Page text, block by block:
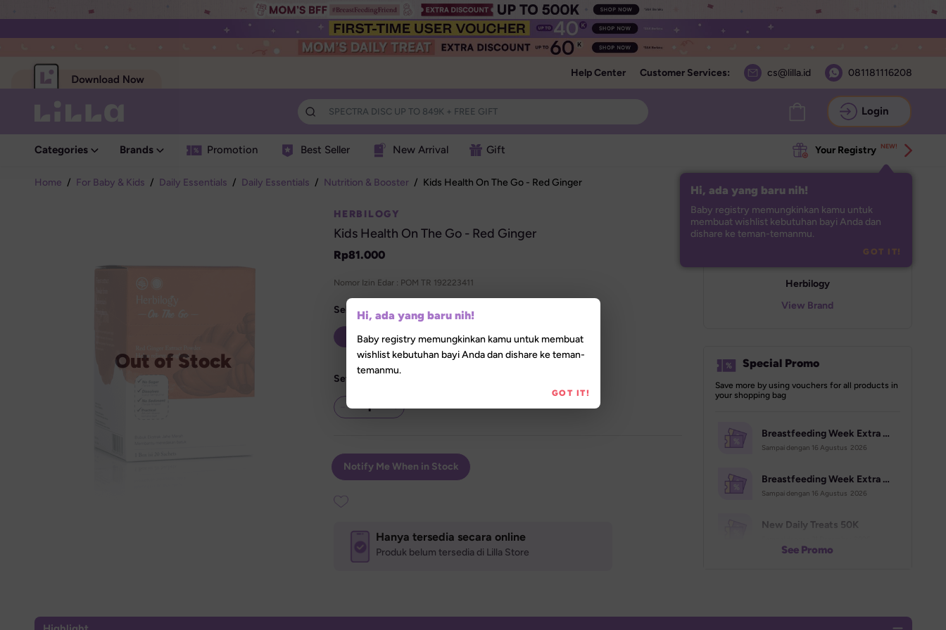
Help Center Customer Services: cs@lilla.id 081181116208
Login
Categories Brands Promotion Best Seller New Arrival Gift Your Registry NEW!
Hi, ada yang baru nih!
Baby registry memungkinkan kamu untuk
membuat wishlist kebutuhan bayi Anda dan
dishare ke teman-temanmu.
GOT IT!
Home / For Baby & Kids / Daily Essentials / Daily Essentials / Nutrition & Booster / Kids Health On The Go - Red Ginger
Out of Stock
HERBILOGY
Kids Health On The Go - Red Ginger
Rp81.000
Nomor Izin Edar : POM TR 192223411
Select variant
20 Sachets
Set Quantity
Notify Me When in Stock
Hanya tersedia secara online
Produk belum tersedia di Lilla Store
Herbilogy
View Brand
Special Promo
Save more by using vouchers for all products in
your shopping bag
Breastfeeding Week Extra Voucher (70K)
Sampai dengan 16 Agustus  2026
Breastfeeding Week Extra Voucher (500K)
Sampai dengan 16 Agustus  2026
New Daily Treats 50K
See Promo
Hi, ada yang baru nih!
Baby registry memungkinkan kamu untuk membuat
wishlist kebutuhan bayi Anda dan dishare ke teman-
temanmu.
GOT IT!